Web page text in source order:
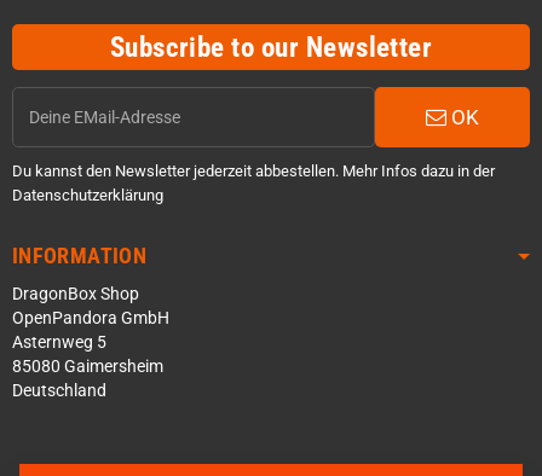
Subscribe to our Newsletter
OK
Du kannst den Newsletter jederzeit abbestellen. Mehr Infos dazu in der
Datenschutzerklärung
INFORMATION
DragonBox Shop
OpenPandora GmbH
Asternweg 5
85080 Gaimersheim
Deutschland